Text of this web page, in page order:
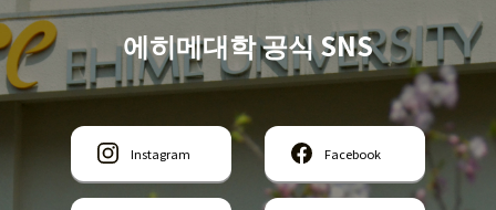
에히메대학 공식 SNS
Instagram Facebook